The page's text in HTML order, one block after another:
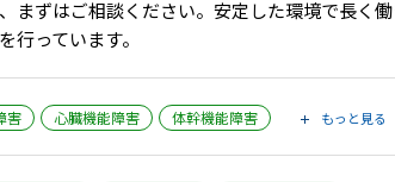
まずはご相談ください。安定した環境で長く
行っています。
害 心臓機能障害 体幹機能障害 もっと見る